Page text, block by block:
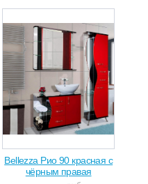
Bellezza Рио 90 красная с
чёрным правая